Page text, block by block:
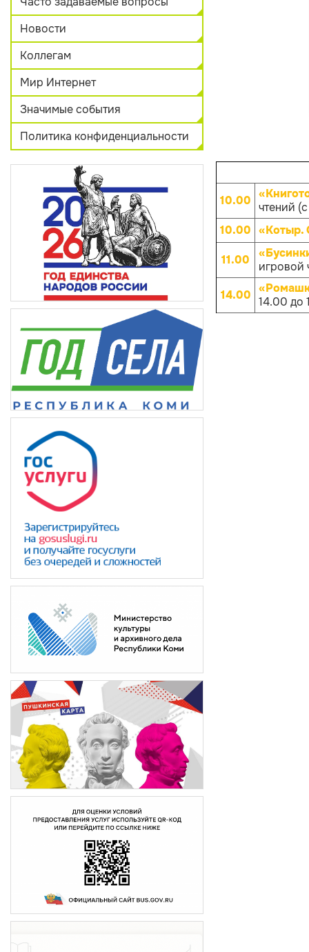
Новости
Коллегам
Мир Интернет
Значимые события
Политика конфиденциальности
10.00 чтений
10.00 «Котыр.
11.00
игровой
14.00 14.00 до